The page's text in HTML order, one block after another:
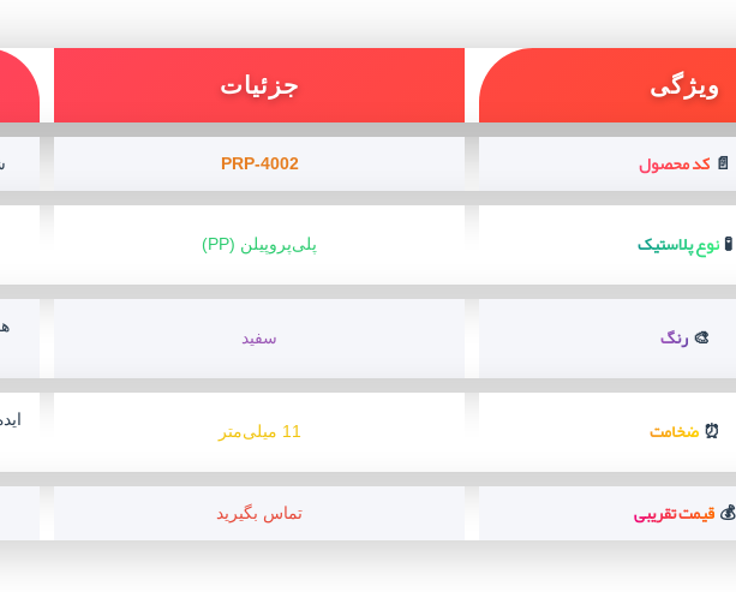
ویژگی جزئیات
📄کد محصول PRP-4002
🧪نوع پلاستیک پلی‌پروپیلن (PP)
🎨رنگ سفید
⏰ضخامت 11 میلی‌متر
💰 قیمت تقریبی تماس بگیرید